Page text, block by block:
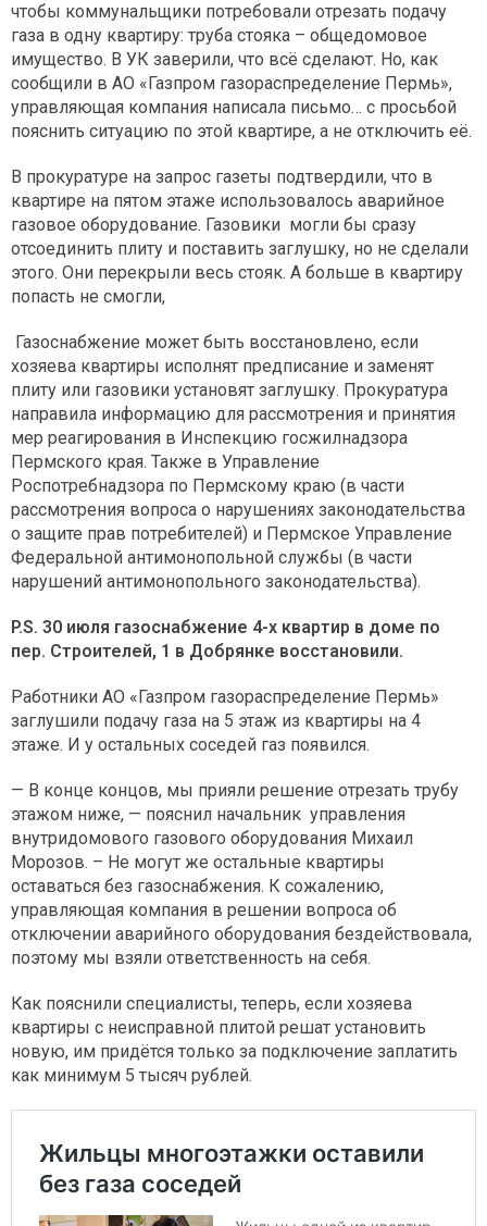
чтобы коммунальщики потребовали отрезать подачу
газа в одну квартиру: труба стояка – общедомовое
имущество. В УК заверили, что всё сделают. Но, как
сообщили в АО «Газпром газораспределение Пермь»,
управляющая компания написала письмо… с просьбой
пояснить ситуацию по этой квартире, а не отключить её.
В прокуратуре на запрос газеты подтвердили, что в
квартире на пятом этаже использовалось аварийное
газовое оборудование. Газовики могли бы сразу
отсоединить плиту и поставить заглушку, но не сделали
этого. Они перекрыли весь стояк. А больше в квартиру
попасть не смогли,
Газоснабжение может быть восстановлено, если
хозяева квартиры исполнят предписание и заменят
плиту или газовики установят заглушку. Прокуратура
направила информацию для рассмотрения и принятия
мер реагирования в Инспекцию госжилнадзора
Пермского края. Также в Управление
Роспотребнадзора по Пермскому краю (в части
рассмотрения вопроса о нарушениях законодательства
о защите прав потребителей) и Пермское Управление
Федеральной антимонопольной службы (в части
нарушений антимонопольного законодательства).
P.S. 30 июля газоснабжение 4-х квартир в доме по
пер. Строителей, 1 в Добрянке восстановили.
Работники АО «Газпром газораспределение Пермь»
заглушили подачу газа на 5 этаж из квартиры на 4
этаже. И у остальных соседей газ появился.
— В конце концов, мы прияли решение отрезать трубу
этажом ниже, — пояснил начальник управления
внутридомового газового оборудования Михаил
Морозов. – Не могут же остальные квартиры
оставаться без газоснабжения. К сожалению,
управляющая компания в решении вопроса об
отключении аварийного оборудования бездействовала,
поэтому мы взяли ответственность на себя.
Как пояснили специалисты, теперь, если хозяева
квартиры с неисправной плитой решат установить
новую, им придётся только за подключение заплатить
как минимум 5 тысяч рублей.